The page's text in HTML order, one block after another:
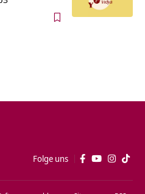
Folge uns